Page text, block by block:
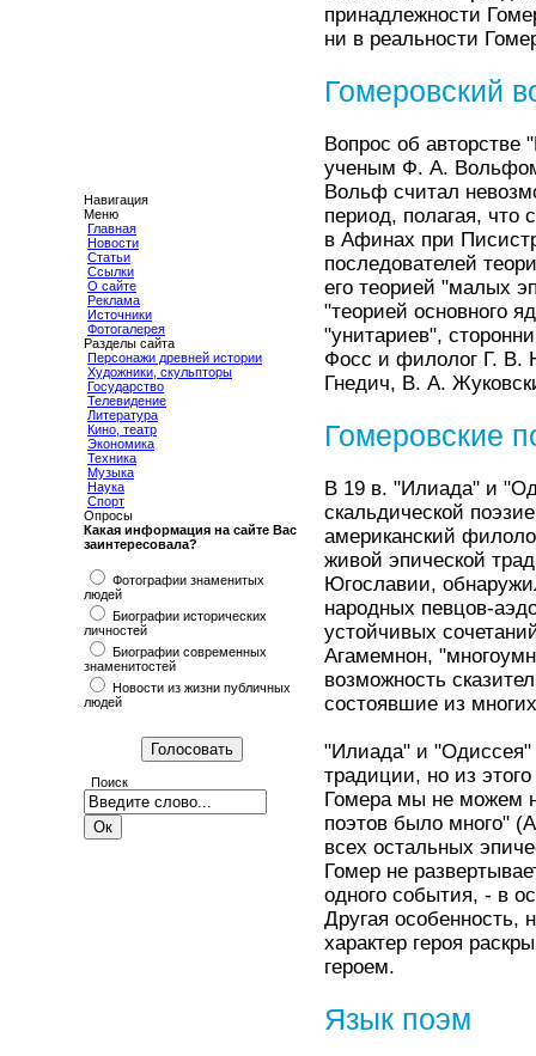
Навигация
Меню
Главная
Новости
Статьи
Ссылки
О сайте
Реклама
Источники
Фотогалерея
Разделы сайта
Персонажи древней истории
Художники, скульпторы
Государство
Телевидение
Литература
Кино, театр
Экономика
Техника
Музыка
Наука
Спорт
Опросы
Какая информация на сайте Вас
заинтересовала?
Фотографии знаменитых
людей
Биографии исторических
личностей
Биографии современных
знаменитостей
Новости из жизни публичных
людей
Поиск
принадлежности
ни в реальности
Гомеровский
Вопрос об
ученым Ф. А. Вольфом
Вольф считал
период, полагая,
в Афинах при
последователей
его теорией "малых
"теорией основного
"унитариев",
Фосс и филолог Г. В.
Гнедич, В. А.
Гомеровские
В 19 в. "Илиада" и
скальдической
американский
живой эпической
Югославии,
народных певцов-
устойчивых
Агамемнон,
возможность
состоявшие из
"Илиада" и "Одиссея"
традиции, но из
Гомера мы не можем
поэтов было много"
всех остальных
Гомер не
одного события, - в
Другая особенность,
характер героя
героем.
Язык поэм